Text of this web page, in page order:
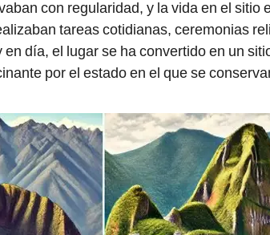
con regularidad, y la vida en el sitio
tareas cotidianas, ceremonias
día, el lugar se ha convertido en un
por el estado en el que se